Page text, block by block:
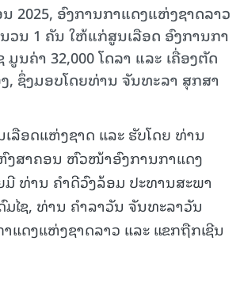
2025, ອົງການກາແດງແຫ່ງຊາດລາວ
ວນ 1 ຄັນ ໃຫ້ແກ່ສູນເລືອດ ອົງການກາ
ມູນຄ່າ 32,000 ໂດລາ ແລະ ເຄື່ອງຕັດ
ງ, ຊຶ່ງມອບໂດຍທ່ານ ຈັນທະລາ ສຸກສາ
ລືອດແຫ່ງຊາດ ແລະ ຮັບໂດຍ ທ່ານ
ງສາຄອນ ຫົວໜ້າອົງການກາແດງ
ມີ ທ່ານ ຄຳດີວົງລ້ອມ ປະທານສະພາ
ມໄຊ, ທ່ານ ຄຳລາວັນ ຈັນທະລາວັນ
ແດງແຫ່ງຊາດລາວ ແລະ ແຂກຖືກເຊີນ